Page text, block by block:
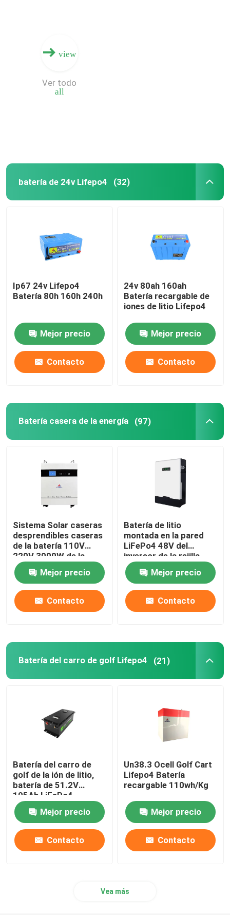
Sobre nosotros
Visita a la fábrica
Contacto
Todos los casos
batería de 12v LiFePO4
Batería casera de la energía
Batería del carro de golf Lifepo4
Batería de rv LiFePo4
Célula del fosfato del litio
pequeña batería del lipo
batería de 48V LiFePO4
Del inversor híbrido solar de la rejilla
Estación de energía portátil
view
all
Ver todo
batería de 24v Lifepo4 (32)
Ip67 24v Lifepo4
Batería 80h 160h 240h
Mejor precio
Contacto
24v 80ah 160ah
Batería recargable de
iones de litio Lifepo4
Mejor precio
Contacto
Batería casera de la energía (97)
Sistema Solar caseras
desprendibles caseras
de la batería 110V
220V 3000W de la
energía
Mejor precio
Contacto
Batería de litio
montada en la pared
LiFePo4 48V del
inversor de la rejilla
para el sistema
eléctrico solar casero
Mejor precio
Contacto
Batería del carro de golf Lifepo4 (21)
Batería del carro de
golf de la ión de litio,
batería de 51.2V
105Ah LiFePo4
Mejor precio
Contacto
Un38.3 Ocell Golf Cart
Lifepo4 Batería
recargable 110wh/Kg
Mejor precio
Contacto
Vea más